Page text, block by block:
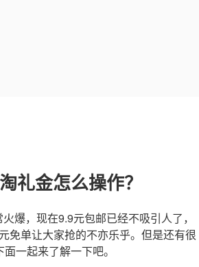
礼金怎么操作？
爆，现在9.9元包邮已经不吸引人了，
免单让大家抢的不亦乐乎。但是还有很
一起来了解一下吧。